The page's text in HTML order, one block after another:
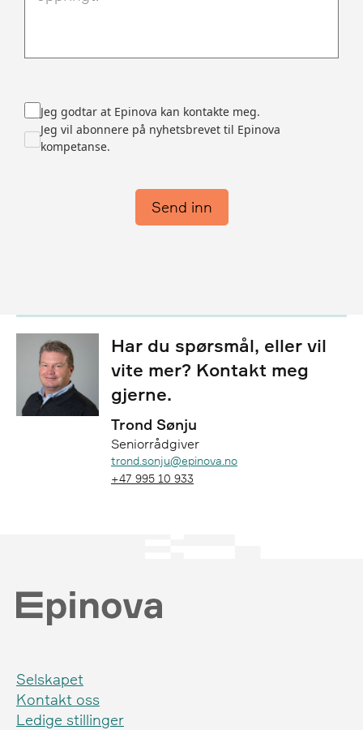
Jeg godtar at Epinova kan kontakte meg.
Jeg vil abonnere på nyhetsbrevet til Epinova
kompetanse.
Send inn
Har du spørsmål, eller vil
vite mer? Kontakt meg
gjerne.
Trond Sønju
Seniorrådgiver
trond.sonju@epinova.no
+47 995 10 933
Selskapet
Kontakt oss
Ledige stillinger